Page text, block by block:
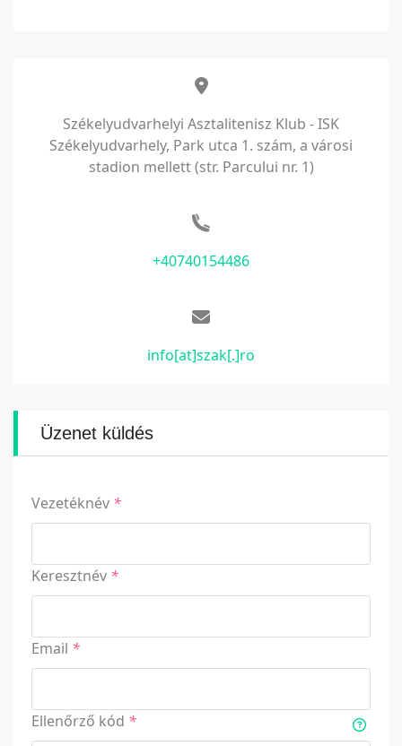
Székelyudvarhelyi Asztalitenisz Klub - ISK
Székelyudvarhely, Park utca 1. szám, a városi
stadion mellett (str. Parcului nr. 1)
+40740154486
info[at]szak[.]ro
Üzenet küldés
Vezetéknév *
Keresztnév *
Email *
Ellenőrző kód *